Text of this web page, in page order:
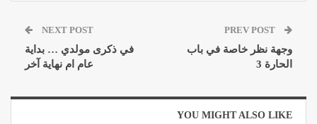
وجهة نظر خاصة في باب
الحارة 3
NEXT POST
في ذكرى مولدي … بداية
عام ام نهاية آخر
YOU MIGHT ALSO LIKE